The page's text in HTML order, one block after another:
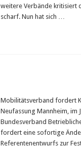
weitere Verbände kritisiert
scharf. Nun hat sich …
Mobilitätsverband fordert
Neufassung Mannheim, im
Bundesverband
fordert eine sofortige
Referentenentwurfs zur